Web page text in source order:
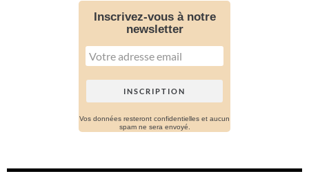
Inscrivez-vous à notre
newsletter
Vos données resteront confidentielles et aucun
spam ne sera envoyé.